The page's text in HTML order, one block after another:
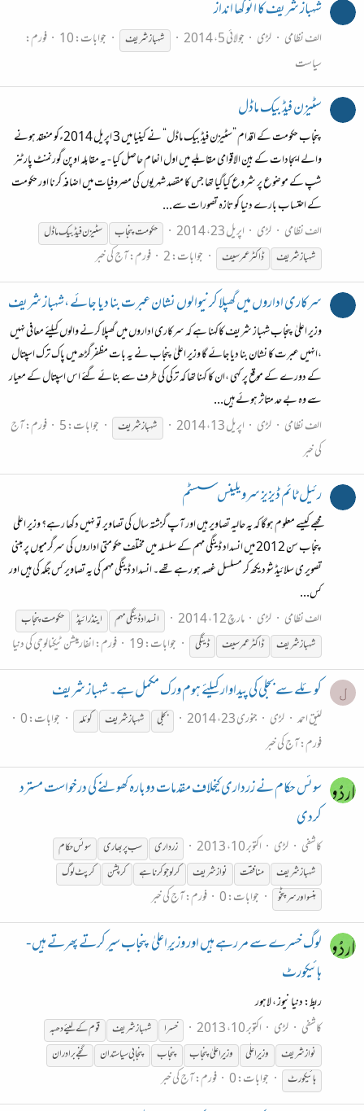
شہباز شریف کا انوکھا انداز
الف نظامی لڑی جولائی 5، 2014 شہبازشریف جوابات: 10
فورم:
سیاست
سٹیزن فیڈ بیک ماڈل
پنجاب حکومت کے اقدام ”سٹیزن فیڈ بیک ماڈل“ نے کینیا میں 3 اپریل 2014ءکو منعقد ہونے
والے ایجادات کے بین الاقوامی مقابلے میں اول انعام حاصل کیا - یہ مقابلہ اوپن گورنمنٹ پارٹنر
شپ کے موضوع پر شروع کیاگیا تھا جس کا مقصد شہریوں کی مصروفیات میں اضافہ کرنا اور حکومت
کے احتساب بارے دنیا کو تازہ تصورات سے...
الف نظامی
لڑی اپریل 23، 2014 حکومت پنجاب
سٹیزن فیڈ بیک ماڈل
شہبازشریف ڈاکٹر عمر سیف جوابات: 2 فورم:آج کی خبر
سرکاری اداروں میں گھپلا کرنیوالوں نشان عبرت بنا دیا جائے ،شہباز شریف
وزیر اعلیٰ پنجاب شہباز شریف کاکہنا ہے کہ سرکاری اداروں میں گھپلا کرنے والوں کیلئے معافی نہیں
،انہیں عبرت کا نشان بنا دیا جائے گا وزیر اعلیٰ پنجاب نے یہ بات مظفرگڑھ میں پاک ترک اسپتال
کے دورے کے موقع پر کہی ،ان کا کہنا تھا کہ ترکی کی طرف سے بنائے گئے اس اسپتال کے معیار
سے وہ بے حد متاثر ہوئے ہیں...
الف نظامی
لڑی اپریل 13، 2014 شہبازشریف جوابات: 5 فورم:آج
کی خبر
رئیل ٹائم ڈیزیز سرویلینس سسٹم
مجھے کیسے معلوم ہوگا کہ یہ حالیہ تصاویر ہیں اور آپ گزشتہ سال کی تصاویر تو نہیں دکھا رہے؟ وزیر اعلی
پنجاب سن 2012 میں انسداد ڈینگی مہم کے سلسلہ میں مختلف حکومتی اداروں کی سرگرمیوں پر مبنی
تصویر ی سلائیڈ شو دیکھ کر مسلسل غصہ ہو رہے تھے۔ انسداد ڈینگی مہم کی یہ تصاویر کس جگہ کی ہیں اور
کس...
الف نظامی
لڑی مارچ 12، 2014 انسداد ڈینگی مہم اینڈرائیڈ
حکومت پنجاب
شہبازشریف ڈاکٹر عمر سیف ڈینگی جوابات: 19 فورم:انفارمیشن ٹیکنالوجی کی دنیا
ل کوئلے سے بجلی کی پیداوار کیلئے ہوم ورک مکمل ہے۔ شہباز شریف
لئیق احمد لڑی جنوری 23، 2014 بجلی شہبازشریف کوئلہ
جوابات: 0
فورم:آج کی خبر
سوئس حکام نے زرداری کیخلاف مقدمات دوبارہ کھولنے کی درخواست مسترد
کردی
کاشفی لڑی اکتوبر 10، 2013 زرداری سب پر بھاری
سوئس حکام
شہبازشریف منافقت نوازشریف کر لو جو کرنا ہے کرپشن
کرپٹ لوگ
ہنسو اور سر پٹخو
جوابات: 0 فورم:آج کی خبر
لوگ خسرے سے مر رہے ہیں اور وزیرِ اعلیٰ پنجاب سیر کرتے پھرتے ہیں -
ہائیکورٹ
ربط: دنیا نیوز ، لاہور
کاشفی
لڑی اکتوبر 10، 2013 خسرا شہبازشریف
قوم کے لیئے دھبہ
نوازشریف وزیرِ اعلٰی وزیرِ اعلیٰ پنجاب پنجاب پنجابی سیاستدان
گنجے برادران
ہائیکورٹ
جوابات: 0 فورم:آج کی خبر